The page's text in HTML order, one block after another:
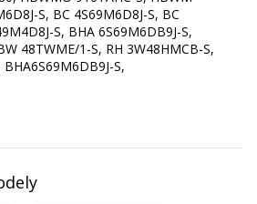
S, BC 4S69M6D8J-S, BC
S, BHA 6S69M6DB9J-S,
48TWME/1-S, RH 3W48HMCB-S,
S,